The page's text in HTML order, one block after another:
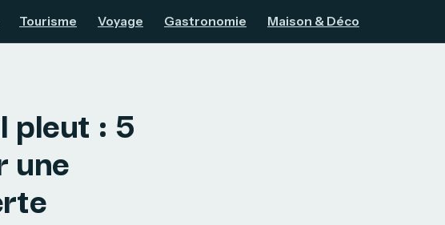
Tourisme Voyage Gastronomie Maison & Déco
pleut : 5
une